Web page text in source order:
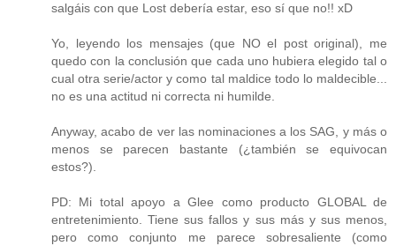
salgáis con que Lost debería estar, eso sí que no!! xD
Yo, leyendo los mensajes (que NO el post original), me
quedo con la conclusión que cada uno hubiera elegido tal o
cual otra serie/actor y como tal maldice todo lo maldecible...
no es una actitud ni correcta ni humilde.
Anyway, acabo de ver las nominaciones a los SAG, y más o
menos se parecen bastante (¿también se equivocan
estos?).
PD: Mi total apoyo a Glee como producto GLOBAL de
entretenimiento. Tiene sus fallos y sus más y sus menos,
pero como conjunto me parece sobresaliente (como